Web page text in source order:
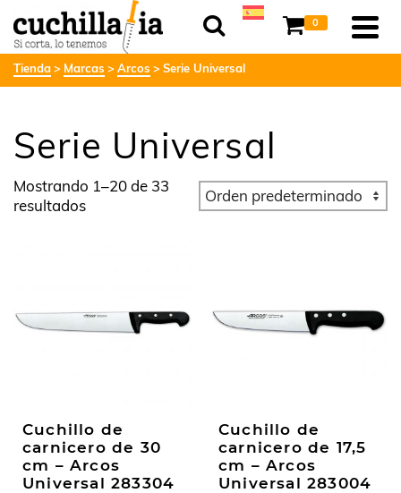
0
Tienda Marcas Arcos Serie Universal
Serie Universal
Mostrando 1–20 de 33
resultados
Cuchillo de
carnicero de 30
cm – Arcos
Universal 283304
Cuchillo de
carnicero de 17,5
cm – Arcos
Universal 283004